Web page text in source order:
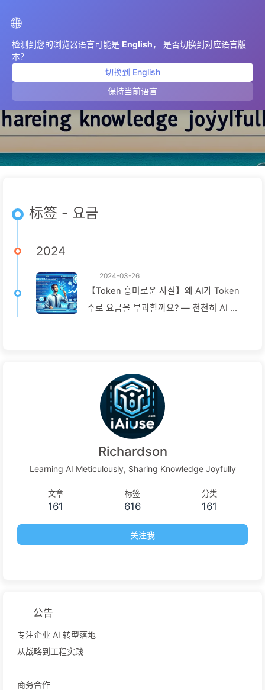
🌐
检测到您的浏览器语言可能是 English， 是否切换到对应语言版
本？
切换到 English
保持当前语言
요금
标签 - 요금
2024
2024-03-26
【Token 흥미로운 사실】왜 AI가 Token
수로 요금을 부과할까요? — 천천히 AI 배
Richardson
Learning AI Meticulously, Sharing Knowledge Joyfully
文章
161
标签
616
分类
161
关注我
公告
专注企业 AI 转型落地
从战略到工程实践
商务合作